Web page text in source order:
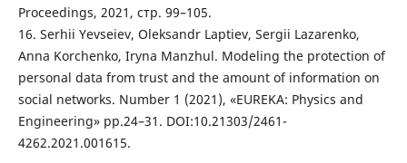
Proceedings, 2021, стр. 99–105.
16. Serhii Yevseiev, Oleksandr Laptiev, Sergii Lazarenko,
Anna Korchenko, Іryna Manzhul. Modeling the protection of
personal data from trust and the amount of information on
social networks. Number 1 (2021), «EUREKA: Physics and
Engineering» pp.24–31. DOI:10.21303/2461-
4262.2021.001615.